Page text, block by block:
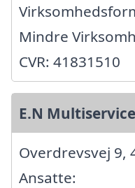
Mindre
CVR: 41831510
E.N
Overdrevsvej 9,
Ansatte: